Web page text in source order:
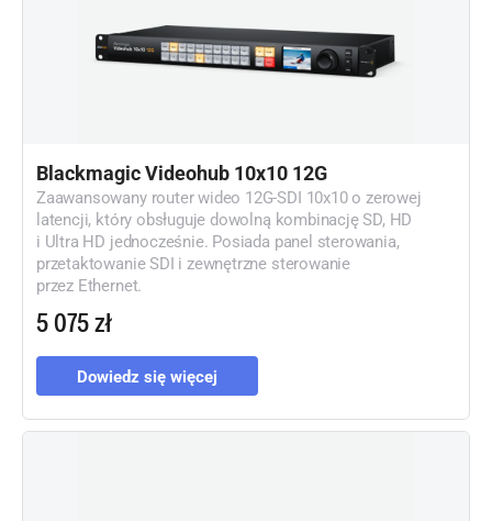
Blackmagic Videohub 10x10 12G
Zaawansowany router wideo 12G-SDI 10x10 o zerowej
latencji, który obsługuje dowolną kombinację SD, HD
i Ultra HD jednocześnie. Posiada panel sterowania,
przetaktowanie SDI i zewnętrzne sterowanie
przez Ethernet.
5 075 zł
Dowiedz się więcej